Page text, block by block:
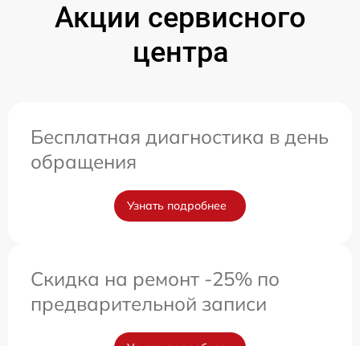
Акции сервисного
центра
Бесплатная диагностика в день
обращения
Узнать подробнее
Скидка на ремонт -25% по
предварительной записи